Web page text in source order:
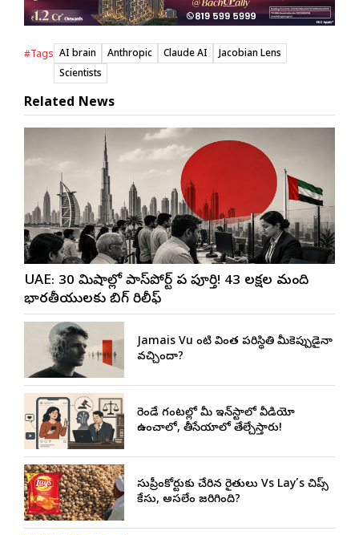
#Tags AI brain Anthropic Claude AI
Jacobian Lens
Scientists
Related News
UAE: 30 నిమిషాల్లో పాస్‌పోర్ట్ పని పూర్తి! 43 లక్షల మంది
భారతీయులకు బిగ్ రిలీఫ్
Jamais Vu లాంటి వింత పరిస్థితి మీకెప్పుడైనా
వచ్చిందా?
రెండే గంటల్లో మీ ఇన్‌స్టాలో వీడియో
ఉంచాలో, తీసేయాలో తేల్చేస్తారు!
సుప్రీంకోర్టుకు చేరిన రైతులు Vs Lay’s చిప్స్‌
కేసు, అసలేం జరిగింది?